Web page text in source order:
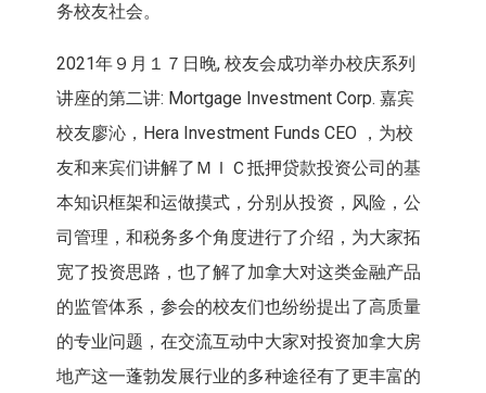
务校友社会。
2021年９月１７日晚, 校友会成功举办校庆系列
讲座的第二讲: Mortgage Investment Corp. 嘉宾
校友廖沁，Hera Investment Funds CEO ，为校
友和来宾们讲解了ＭＩＣ抵押贷款投资公司的基
本知识框架和运做摸式，分别从投资，风险，公
司管理，和税务多个角度进行了介绍， 为大家拓
宽了投资思路，也了解了加拿大对这类金融产品
的监管体系，参会的校友们也纷纷提出了高质量
的专业问题，在交流互动中大家对投资加拿大房
地产这一蓬勃发展行业的多种途径有了更丰富的